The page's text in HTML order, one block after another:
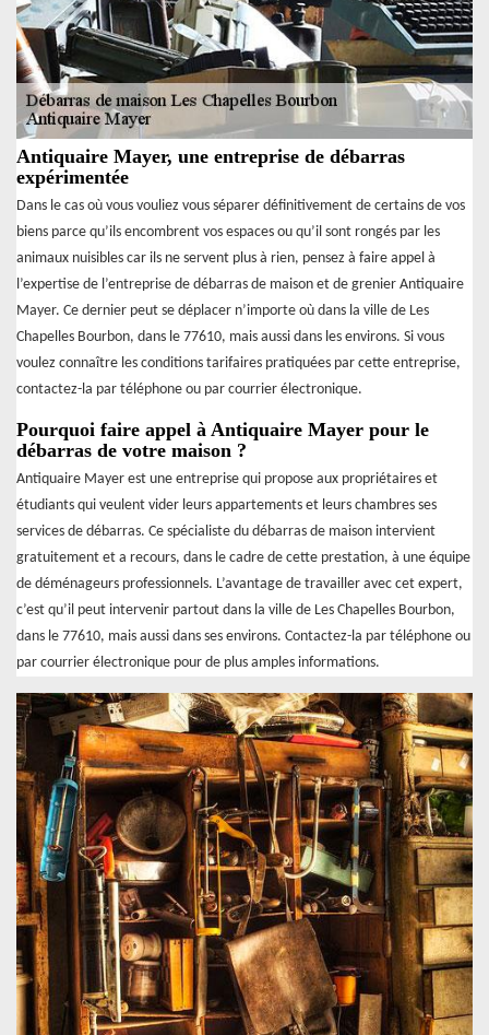
Antiquaire Mayer, une entreprise de débarras
expérimentée
Dans le cas où vous vouliez vous séparer définitivement de certains de vos
biens parce qu’ils encombrent vos espaces ou qu’il sont rongés par les
animaux nuisibles car ils ne servent plus à rien, pensez à faire appel à
l’expertise de l’entreprise de débarras de maison et de grenier Antiquaire
Mayer. Ce dernier peut se déplacer n’importe où dans la ville de Les
Chapelles Bourbon, dans le 77610, mais aussi dans les environs. Si vous
voulez connaître les conditions tarifaires pratiquées par cette entreprise,
contactez-la par téléphone ou par courrier électronique.
Pourquoi faire appel à Antiquaire Mayer pour le
débarras de votre maison ?
Antiquaire Mayer est une entreprise qui propose aux propriétaires et
étudiants qui veulent vider leurs appartements et leurs chambres ses
services de débarras. Ce spécialiste du débarras de maison intervient
gratuitement et a recours, dans le cadre de cette prestation, à une équipe
de déménageurs professionnels. L’avantage de travailler avec cet expert,
c’est qu’il peut intervenir partout dans la ville de Les Chapelles Bourbon,
dans le 77610, mais aussi dans ses environs. Contactez-la par téléphone ou
par courrier électronique pour de plus amples informations.